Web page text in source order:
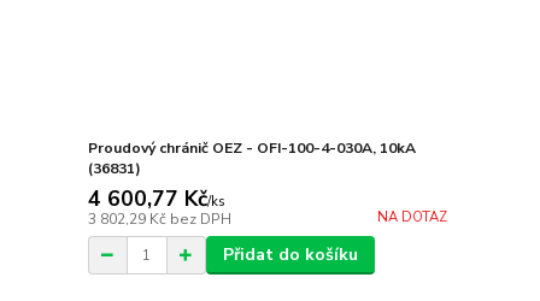
Proudový chránič OEZ - OFI-100-4-030A, 10kA
(36831)
4 600,77 Kč/ks
3 802,29 Kč bez DPH NA DOTAZ
Přidat do košíku